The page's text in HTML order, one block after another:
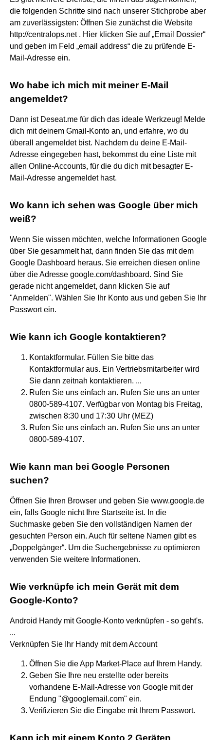
die folgenden Schritte sind nach unserer Stichprobe aber
am zuverlässigsten: Öffnen Sie zunächst die Website
http://centralops.net . Hier klicken Sie auf „Email Dossier“
und geben im Feld „email address“ die zu prüfende E-
Mail-Adresse ein.
Wo habe ich mich mit meiner E-Mail
angemeldet?
Dann ist Deseat.me für dich das ideale Werkzeug! Melde
dich mit deinem Gmail-Konto an, und erfahre, wo du
überall angemeldet bist. Nachdem du deine E-Mail-
Adresse eingegeben hast, bekommst du eine Liste mit
allen Online-Accounts, für die du dich mit besagter E-
Mail-Adresse angemeldet hast.
Wo kann ich sehen was Google über mich
weiß?
Wenn Sie wissen möchten, welche Informationen Google
über Sie gesammelt hat, dann finden Sie das mit dem
Google Dashboard heraus. Sie erreichen diesen online
über die Adresse google.com/dashboard. Sind Sie
gerade nicht angemeldet, dann klicken Sie auf
"Anmelden". Wählen Sie Ihr Konto aus und geben Sie Ihr
Passwort ein.
Wie kann ich Google kontaktieren?
Kontaktformular. Füllen Sie bitte das
Kontaktformular aus. Ein Vertriebsmitarbeiter wird
Sie dann zeitnah kontaktieren. ...
Rufen Sie uns einfach an. Rufen Sie uns an unter
0800-589-4107. Verfügbar von Montag bis Freitag,
zwischen 8:30 und 17:30 Uhr (MEZ)
Rufen Sie uns einfach an. Rufen Sie uns an unter
0800-589-4107.
Wie kann man bei Google Personen
suchen?
Öffnen Sie Ihren Browser und geben Sie www.google.de
ein, falls Google nicht Ihre Startseite ist. In die
Suchmaske geben Sie den vollständigen Namen der
gesuchten Person ein. Auch für seltene Namen gibt es
„Doppelgänger“. Um die Suchergebnisse zu optimieren
verwenden Sie weitere Informationen.
Wie verknüpfe ich mein Gerät mit dem
Google-Konto?
Android Handy mit Google-Konto verknüpfen - so geht's.
...
Verknüpfen Sie Ihr Handy mit dem Account
Öffnen Sie die App Market-Place auf Ihrem Handy.
Geben Sie Ihre neu erstellte oder bereits
vorhandene E-Mail-Adresse von Google mit der
Endung "@googlemail.com" ein.
Verifizieren Sie die Eingabe mit Ihrem Passwort.
Kann ich mit einem Konto 2 Geräten